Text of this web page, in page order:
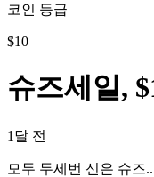
코인 등급
$10
슈즈세일,
1달 전
모두 두세번 신은 슈즈